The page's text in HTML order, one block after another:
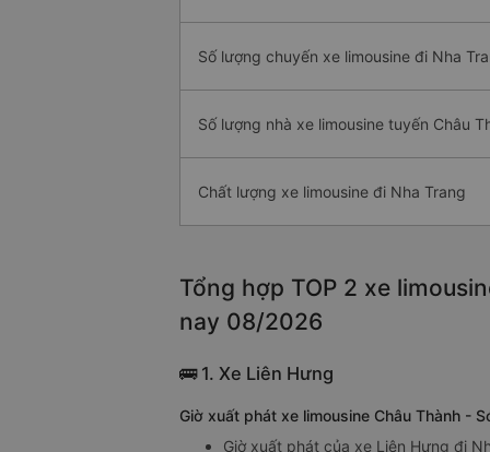
Số lượng chuyến xe limousine đi Nha
Số lượng nhà xe limousine tuyến Châu
Chất lượng xe limousine đi Nha Trang
Tổng hợp TOP 2 xe
nay 08/2026
🚌 1. Xe Liên Hưng
Giờ xuất phát xe limousine Châu Thành -
Giờ xuất phát của xe Liên Hưng đi